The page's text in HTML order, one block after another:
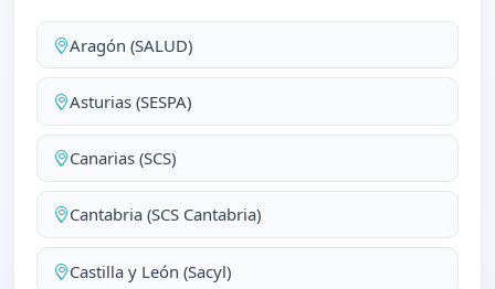
Aragón (SALUD)
Asturias (SESPA)
Canarias (SCS)
Cantabria (SCS Cantabria)
Castilla y León (Sacyl)